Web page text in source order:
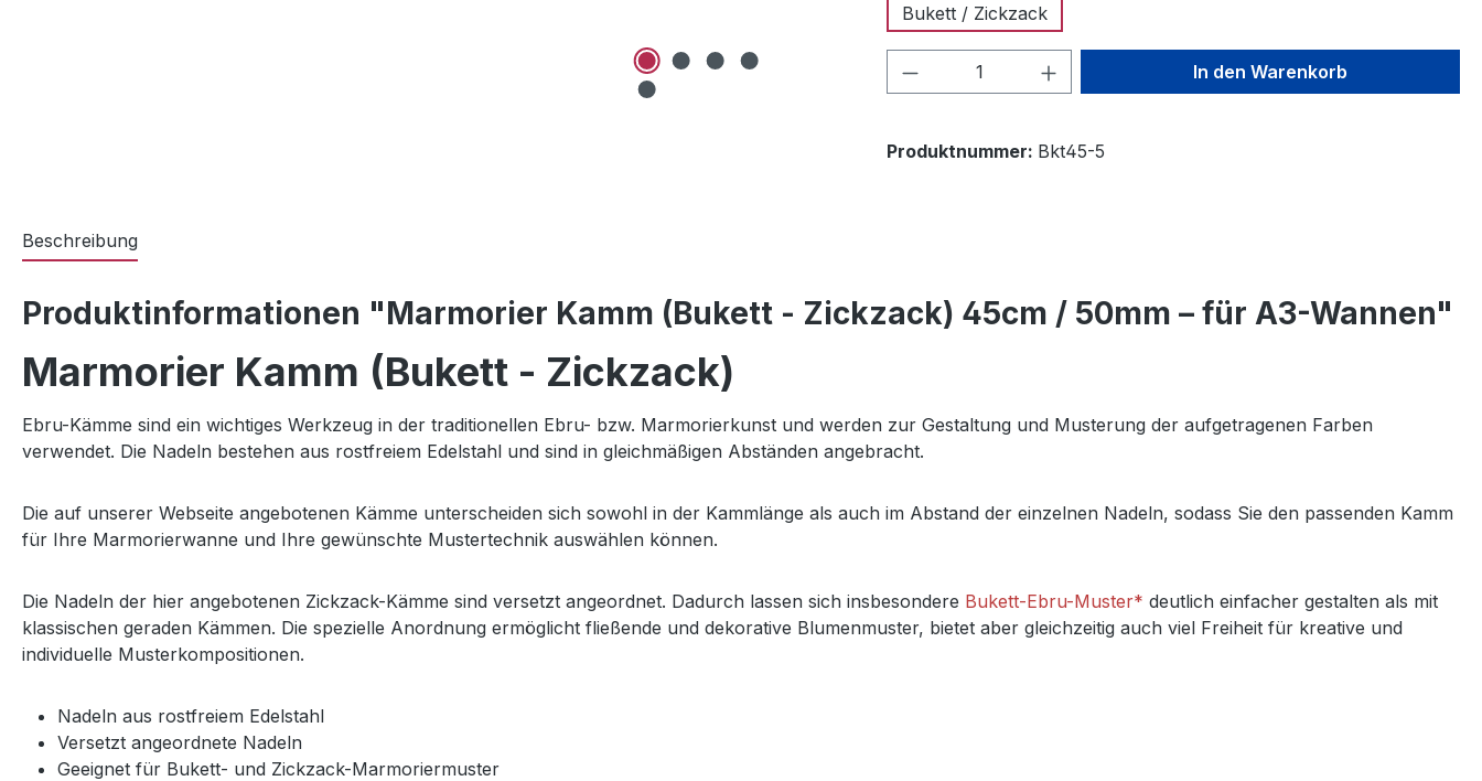
Bukett / Zickzack
Produkt Anzahl: Gib den gewünschten Wert
In den Warenkorb
Produktnummer: Bkt45-5
Beschreibung
Produktinformationen "Marmorier Kamm (Bukett - Zickzack) 45cm / 50mm – für A3-Wannen"
Marmorier Kamm (Bukett - Zickzack)
Ebru-Kämme sind ein wichtiges Werkzeug in der traditionellen Ebru- bzw. Marmorierkunst und werden zur Gestaltung und Musterung der aufgetragenen Farben
verwendet. Die Nadeln bestehen aus rostfreiem Edelstahl und sind in gleichmäßigen Abständen angebracht.
Die auf unserer Webseite angebotenen Kämme unterscheiden sich sowohl in der Kammlänge als auch im Abstand der einzelnen Nadeln, sodass Sie den passenden Kamm
für Ihre Marmorierwanne und Ihre gewünschte Mustertechnik auswählen können.
Die Nadeln der hier angebotenen Zickzack-Kämme sind versetzt angeordnet. Dadurch lassen sich insbesondere Bukett-Ebru-Muster* deutlich einfacher gestalten als mit
klassischen geraden Kämmen. Die spezielle Anordnung ermöglicht fließende und dekorative Blumenmuster, bietet aber gleichzeitig auch viel Freiheit für kreative und
individuelle Musterkompositionen.
Nadeln aus rostfreiem Edelstahl
Versetzt angeordnete Nadeln
Geeignet für Bukett- und Zickzack-Marmoriermuster